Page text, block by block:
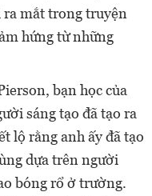
mắt trong truyện
hứng từ những
bạn học của
sáng tạo đã tạo ra
lộ rằng anh ấy đã tạo
dựa trên người
bóng rổ ở trường.